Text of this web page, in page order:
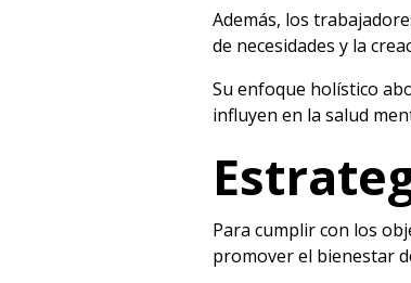
Además, los
de necesidades y la
Su enfoque holístico
influyen en la salud
Para cumplir con los
promover el bienestar